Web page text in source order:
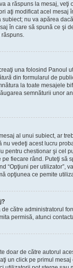
a răspuns la mesaj, veţi
aţi modificat acel mesaj
nu va apărea
în care să spună ce şi
răspuns.
una folosind Panoul
din formularul de
la toate mesajele
semnăturii unor
al unui subiect, ar
vedeţi acest lucru
pentru chestionar şi cel
fiecare rând. Puteţi să
“Opţiuni per utilizator”,
opţiunea ce pemite
către administratorul
permisă, atunci
doar de către autorul
un click pe primul